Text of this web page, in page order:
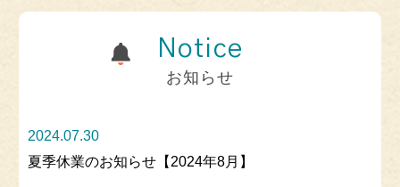
Notice
お知らせ
2024.07.30
夏季休業のお知らせ【2024年8月】